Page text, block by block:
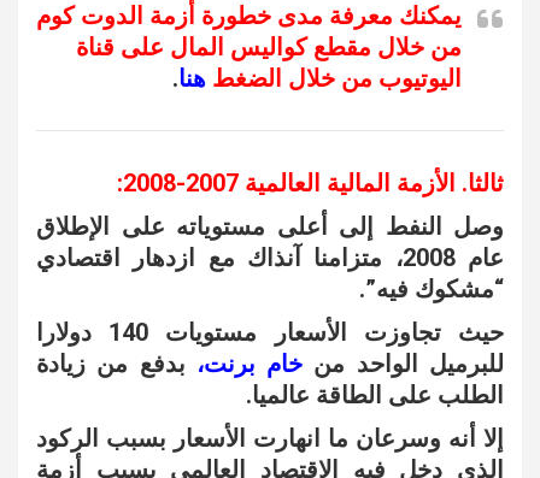
يمكنك معرفة مدى خطورة أزمة الدوت كوم
من خلال مقطع كواليس المال على قناة
اليوتيوب من خلال الضغط هنا.
ثالثا. الأزمة المالية العالمية 2007-2008:
وصل النفط إلى أعلى مستوياته على الإطلاق
عام 2008، متزامنا آنذاك مع ازدهار اقتصادي
“مشكوك فيه”.
حيث تجاوزت الأسعار مستويات 140 دولارا
للبرميل الواحد من خام برنت، بدفع من زيادة
الطلب على الطاقة عالميا.
إلا أنه وسرعان ما انهارت الأسعار بسبب الركود
الذي دخل فيه الاقتصاد العالمي بسبب أزمة